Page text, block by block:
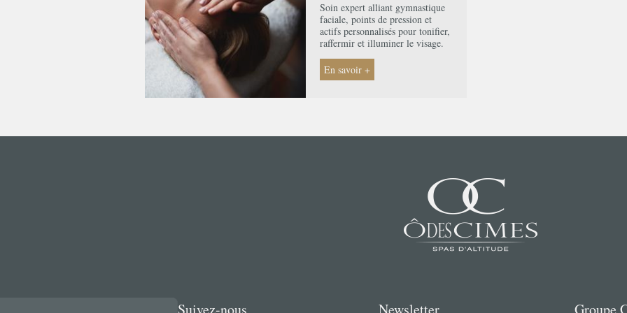
Adresse de facturation
Société
Soin expert alliant gymnastique
faciale, points de pression et
actifs personnalisés pour tonifier,
raffermir et illuminer le visage.
En savoir +
Suivez-nous Newsletter Groupe